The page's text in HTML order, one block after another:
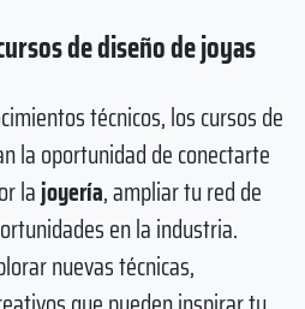
de diseño de joyas
técnicos, los cursos de
la oportunidad de conectarte
lajoyería, ampliar tu red de
en la industria.
nuevas técnicas,